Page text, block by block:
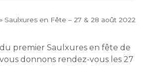
» Saulxures en Fête – 27 & 28 août 2022
premier Saulxures en fête de
vous donnons rendez-vous les 27